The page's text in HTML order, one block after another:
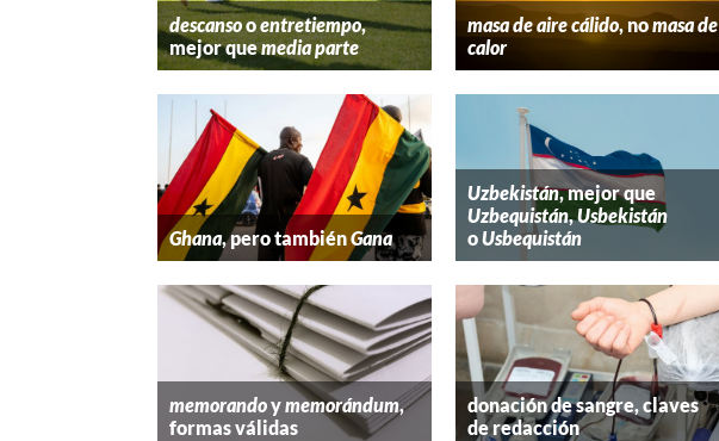
descansooentretiempo,
mejor quemedia parte
masa de aire cálido, nomasa de
calor
Ghana, pero tambiénGana
Uzbekistán, mejor que
Uzbequistán,Usbekistán
oUsbequistán
memorandoymemorándum,
formas válidas
donación de sangre, claves
de redacción